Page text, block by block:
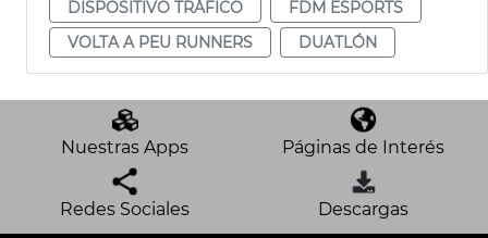
DISPOSITIVO TRÁFICO
FDM ESPORTS
VOLTA A PEU RUNNERS
DUATLÓN
Nuestras Apps Páginas de Interés
Redes Sociales Descargas